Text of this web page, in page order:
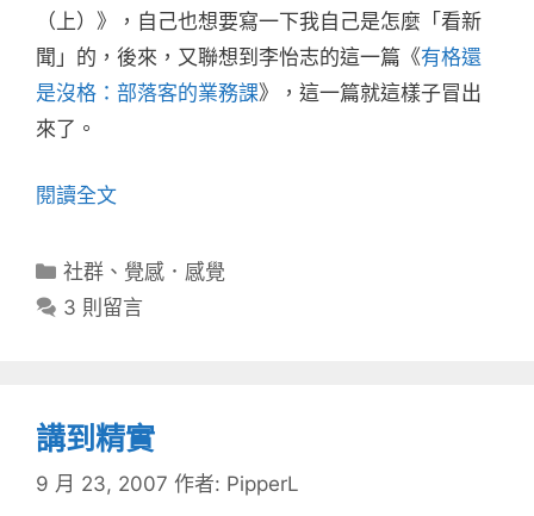
（上）》，自己也想要寫一下我自己是怎麼「看新
聞」的，後來，又聯想到李怡志的這一篇《有格還
是沒格：部落客的業務課》，這一篇就這樣子冒出
來了。
閱讀全文
分
類
社群 、 覺感．感覺
3 則留言
講到精實
9 月 23, 2007 作者: PipperL